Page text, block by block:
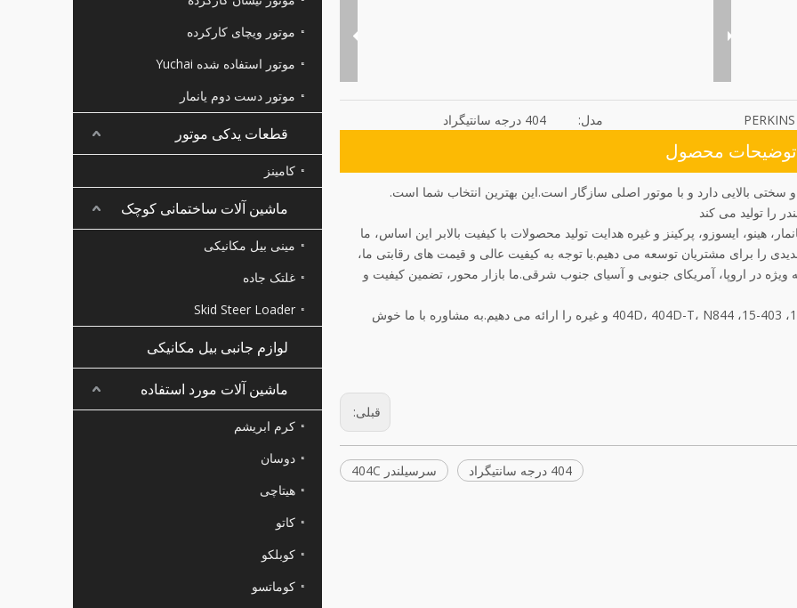
موتور ویچای کارکرده
موتور استفاده شده Yuchai
موتور دست دوم یانمار
قطعات یدکی موتور
کامینز
ماشین آلات ساختمانی کوچک
مینی بیل مکانیکی
غلتک جاده
Skid Steer Loader
لوازم جانبی بیل مکانیکی
ماشین آلات مورد استفاده
کرم ابریشم
دوسان
هیتاچی
کاتو
کوبلکو
کوماتسو
مدل: 404 درجه سانتیگراد PERKINS
توضیحات محصول
هینو، ایسوزو، پرکینز و غیره هدایت تولید محصولات با کیفیت بالابر این اساس، ما
را برای مشتریان توسعه می دهیم.با توجه به کیفیت عالی و قیمت های رقابتی ما،
به ویژه در اروپا، آمریکای جنوبی و آسیای جنوب شرقی.ما بازار محور، تضمین کیفیت و
ما همچنین مدل های دیگری از محصولات سرسیلندر مانند 403-11، 403-15، 404D، 404D-T، N844 و غیره را ارائه می دهیم.به مشاوره با ما خوش
قبلی:
سرسیلندر 404C 404 درجه سانتیگراد